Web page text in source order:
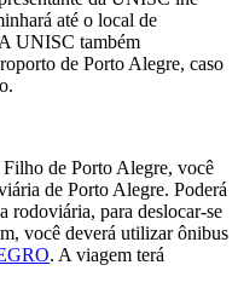
até o local de
UNISC também
de Porto Alegre, caso
de Porto Alegre, você
de Porto Alegre. Poderá
rodoviária, para deslocar-se
você deverá utilizar ônibus
. A viagem terá